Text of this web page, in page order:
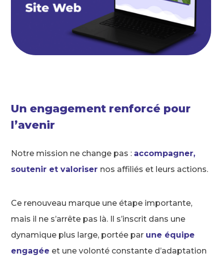
Un engagement renforcé pour
l’avenir
Notre mission ne change pas : accompagner,
soutenir et valoriser nos affiliés et leurs actions.
Ce renouveau marque une étape importante,
mais il ne s’arrête pas là. Il s’inscrit dans une
dynamique plus large, portée par une équipe
engagée et une volonté constante d’adaptation